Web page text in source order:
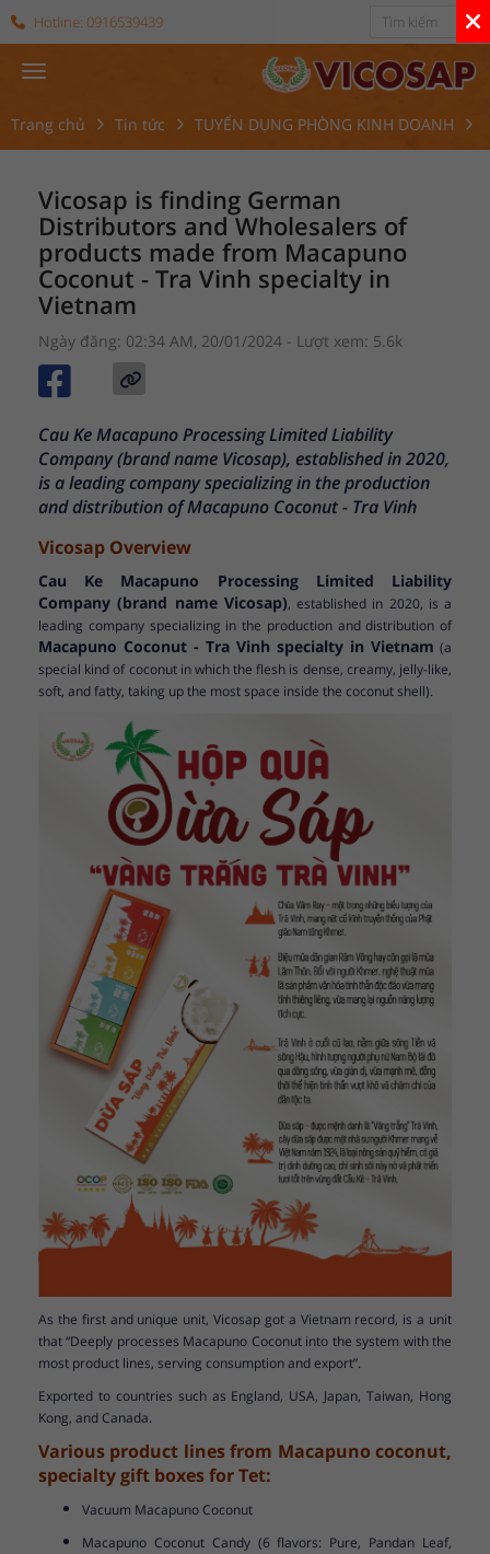
Hotline: 0916539439
Trang chủ Tin tức TUYỂN DỤNG PHÒNG KINH DOANH
Vicosap is finding German
Distributors and Wholesalers of
products made from Macapuno
Coconut - Tra Vinh specialty in
Vietnam
Ngày đăng: 02:34 AM, 20/01/2024 - Lượt xem: 5.6k
Cau Ke Macapuno Processing Limited Liability
Company (brand name Vicosap), established in 2020,
is a leading company specializing in the production
and distribution of Macapuno Coconut - Tra Vinh
Vicosap Overview
Cau Ke Macapuno Processing Limited Liability
Company (brand name Vicosap), established in 2020, is a
leading company specializing in the production and distribution of
Macapuno Coconut - Tra Vinh specialty in Vietnam (a
special kind of coconut in which the flesh is dense, creamy, jelly-like,
soft, and fatty, taking up the most space inside the coconut shell).
As the first and unique unit, Vicosap got a Vietnam record, is a unit
that “Deeply processes Macapuno Coconut into the system with the
most product lines, serving consumption and export”.
Exported to countries such as England, USA, Japan, Taiwan, Hong
Kong, and Canada.
Various product lines from Macapuno coconut,
specialty gift boxes for Tet:
Vacuum Macapuno Coconut
Macapuno Coconut Candy (6 flavors: Pure, Pandan Leaf,